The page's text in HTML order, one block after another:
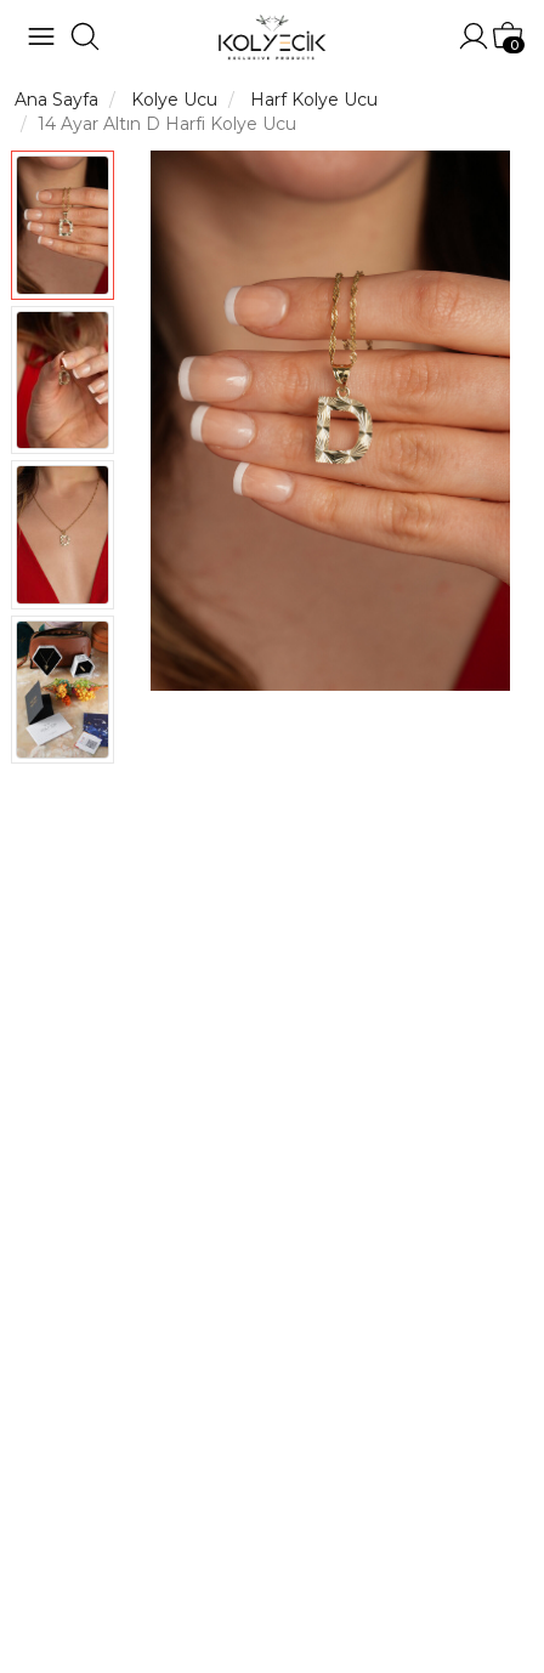
0
Ana Sayfa Kolye Ucu
Harf Kolye Ucu
14 Ayar Altın D Harfi Kolye Ucu